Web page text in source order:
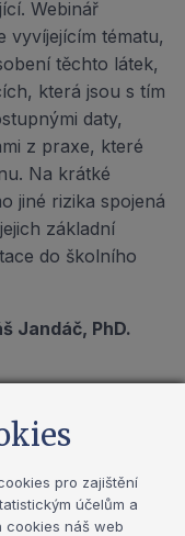
Webinář
vyvíjejícím tématu,
těchto látek,
která jsou s tím
daty,
z praxe, které
Na krátké
jiné rizika spojená
základní
do školního
Jandáč, PhD.
pro zajištění
účelům a
cookies náš web